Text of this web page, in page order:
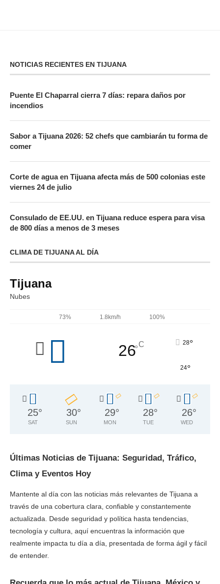
NOTICIAS RECIENTES EN TIJUANA
Puente El Chaparral cierra 7 días: repara daños por
incendios
Sabor a Tijuana 2026: 52 chefs que cambiarán tu forma de
comer
Corte de agua en Tijuana afecta más de 500 colonias este
viernes 24 de julio
Consulado de EE.UU. en Tijuana reduce espera para visa
de 800 días a menos de 3 meses
CLIMA DE TIJUANA AL DÍA
Tijuana
Nubes
73% 1.8km/h 100%
26°C 28°
24°
25°
SAT
30°
SUN
29°
MON
28°
TUE
26°
WED
Últimas Noticias de Tijuana: Seguridad, Tráfico,
Clima y Eventos Hoy
Mantente al día con las noticias más relevantes de Tijuana a
través de una cobertura clara, confiable y constantemente
actualizada. Desde seguridad y política hasta tendencias,
tecnología y cultura, aquí encuentras la información que
realmente impacta tu día a día, presentada de forma ágil y fácil
de entender.